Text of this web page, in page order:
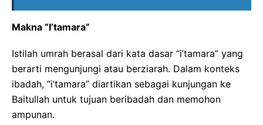
Makna “I’tamara”
Istilah umrah berasal dari kata dasar “i’tamara” yang
berarti mengunjungi atau berziarah. Dalam konteks
ibadah, “i’tamara” diartikan sebagai kunjungan ke
Baitullah untuk tujuan beribadah dan memohon
ampunan.